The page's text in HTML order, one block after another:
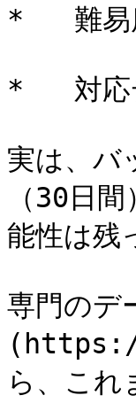
*   難易
*   対応
実は、バ
（30日
能性は残
専門の
ら、これ